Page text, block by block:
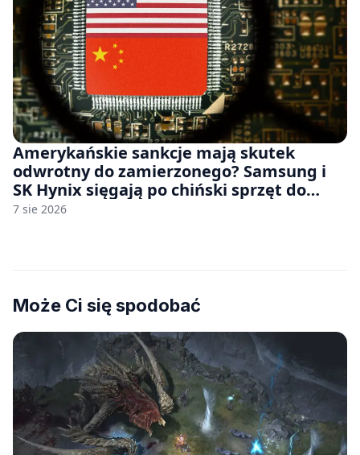
Amerykańskie sankcje mają skutek
odwrotny do zamierzonego? Samsung i
SK Hynix sięgają po chiński sprzęt do
fabryk chipów
7 sie 2026
Może Ci się spodobać